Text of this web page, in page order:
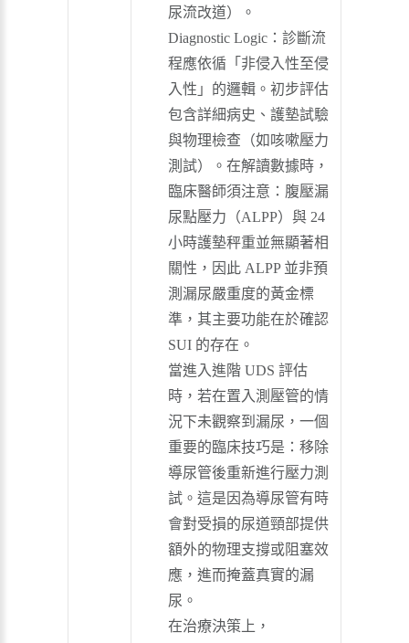
尿流改道）。
Diagnostic Logic：診斷流
程應依循「非侵入性至侵
入性」的邏輯。初步評估
包含詳細病史、護墊試驗
與物理檢查（如咳嗽壓力
測試）。在解讀數據時，
臨床醫師須注意：腹壓漏
尿點壓力（ALPP）與 24
小時護墊秤重並無顯著相
關性，因此 ALPP 並非預
測漏尿嚴重度的黃金標
準，其主要功能在於確認
SUI 的存在。
當進入進階 UDS 評估
時，若在置入測壓管的情
況下未觀察到漏尿，一個
重要的臨床技巧是：移除
導尿管後重新進行壓力測
試。這是因為導尿管有時
會對受損的尿道頸部提供
額外的物理支撐或阻塞效
應，進而掩蓋真實的漏
尿。
在治療決策上，